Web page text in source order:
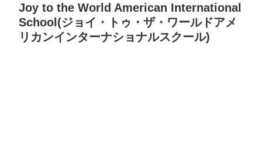
Joy to the World American International
School(ジョイ・トゥ・ザ・ワールドアメ
リカンインターナショナルスクール)